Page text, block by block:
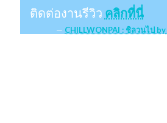
ติดต่องานรีวิว คลิกที่นี่
CHILLWONPAI : ชิลวนไป